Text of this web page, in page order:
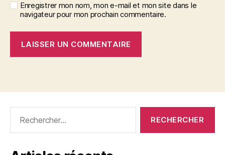
Enregistrer mon nom, mon e-mail et mon site dans le
navigateur pour mon prochain commentaire.